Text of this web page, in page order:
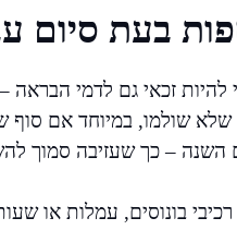
בעת סיום
להיות זכאי גם לדמי
שולמו, במיוחד אם סוף
– כך שעזיבה סמוך
בונוסים, עמלות או